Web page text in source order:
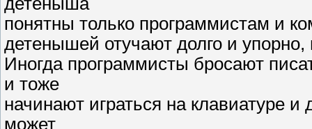
понятны только программистам и
детенышей отучают долго и упорно,
Иногда программисты бросают
и тоже
начинают играться на клавиатуре
может